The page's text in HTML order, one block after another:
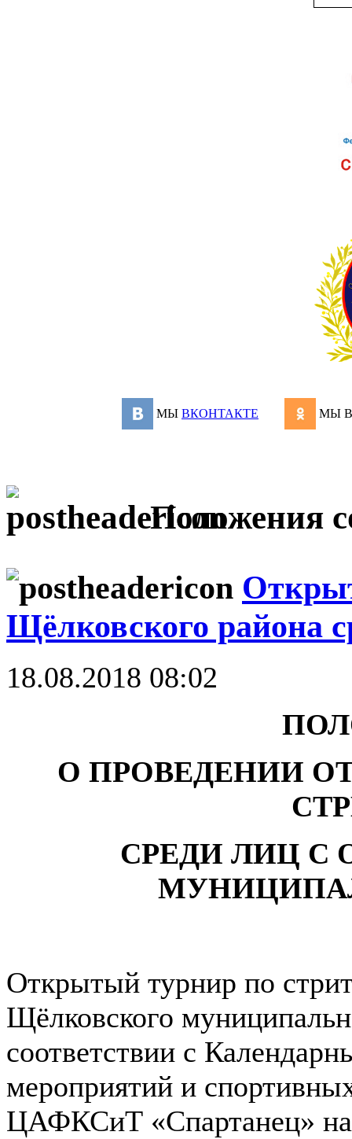
МЫ ВКОНТАКТЕ МЫ
Положения
Щёлковского района
18.08.2018 08:02
О ПРОВЕДЕНИИ
СРЕДИ ЛИЦ С
Открытый турнир по
Щёлковского
соответствии с
мероприятий и
ЦАФКСиТ «Спартанец» на